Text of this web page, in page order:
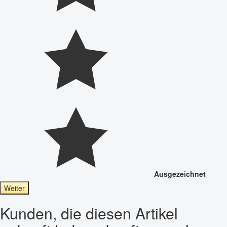
Ausgezeichnet
Weiter
Kunden, die diesen Artikel